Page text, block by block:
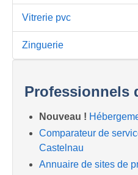
Vitrerie pvc
Zinguerie
Professionnels
Nouveau !
Comparateur de
Castelnau
Annuaire de sites de